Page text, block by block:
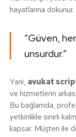
hayatlarına dokunur.
“Güven,
unsurdur.”
Yani, avukat
ve hizmetlerin
Bu bağlamda,
yetkinlikle sınırlı
kapsar. Müşteri ile